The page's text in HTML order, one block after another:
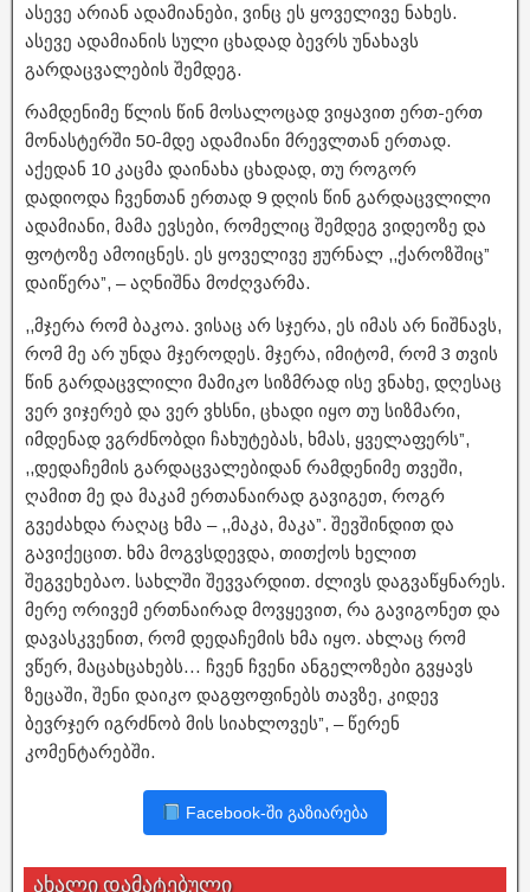
ასევე არიან ადამიანები, ვინც ეს ყოველივე ნახეს.
ასევე ადამიანის სული ცხადად ბევრს უნახავს
გარდაცვალების შემდეგ.
რამდენიმე წლის წინ მოსალოცად ვიყავით ერთ-ერთ
მონასტერში 50-მდე ადამიანი მრევლთან ერთად.
აქედან 10 კაცმა დაინახა ცხადად, თუ როგორ
დადიოდა ჩვენთან ერთად 9 დღის წინ გარდაცვლილი
ადამიანი, მამა ევსები, რომელიც შემდეგ ვიდეოზე და
ფოტოზე ამოიცნეს. ეს ყოველივე ჟურნალ ,,ქაროზშიც”
დაიწერა”, – აღნიშნა მოძღვარმა.
,,მჯერა რომ ბაკოა. ვისაც არ სჯერა, ეს იმას არ ნიშნავს,
რომ მე არ უნდა მჯეროდეს. მჯერა, იმიტომ, რომ 3 თვის
წინ გარდაცვლილი მამიკო სიზმრად ისე ვნახე, დღესაც
ვერ ვიჯერებ და ვერ ვხსნი, ცხადი იყო თუ სიზმარი,
იმდენად ვგრძნობდი ჩახუტებას, ხმას, ყველაფერს”,
,,დედაჩემის გარდაცვალებიდან რამდენიმე თვეში,
ღამით მე და მაკამ ერთანაირად გავიგეთ, როგრ
გვეძახდა რაღაც ხმა – ,,მაკა, მაკა”. შევშინდით და
გავიქეცით. ხმა მოგვსდევდა, თითქოს ხელით
შეგვეხებაო. სახლში შევვარდით. ძლივს დაგვაწყნარეს.
მერე ორივემ ერთნაირად მოვყევით, რა გავიგონეთ და
დავასკვენით, რომ დედაჩემის ხმა იყო. ახლაც რომ
ვწერ, მაცახცახებს… ჩვენ ჩვენი ანგელოზები გვყავს
ზეცაში, შენი დაიკო დაგფოფინებს თავზე, კიდევ
ბევრჯერ იგრძნობ მის სიახლოვეს”, – წერენ
კომენტარებში.
Facebook-ში გაზიარება
ახალი დამატებული